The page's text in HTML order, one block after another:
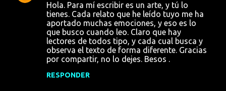
Hola. Para mí escribir es un arte, y tú lo
tienes. Cada relato que he leído tuyo me ha
aportado muchas emociones, y eso es lo
que busco cuando leo. Claro que hay
lectores de todos tipo, y cada cual busca y
observa el texto de forma diferente. Gracias
por compartir, no lo dejes. Besos .
RESPONDER